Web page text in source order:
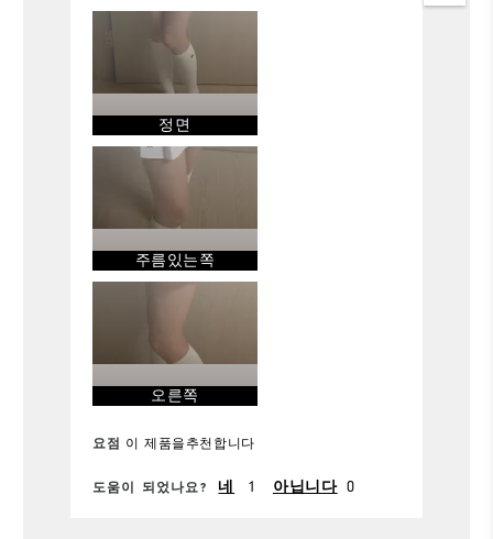
사이즈 정사이즈
166-170cm
24
보통 입는 사이즈
정면
주름있는쪽
오른쪽
요점 이 제품을추천합니다
도움이 되었나요? 네 1 아닙니다 0